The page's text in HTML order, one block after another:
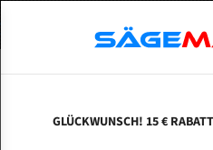
ABOUTS
ENGLISH
GLÜCKWUNSCH! 15 €